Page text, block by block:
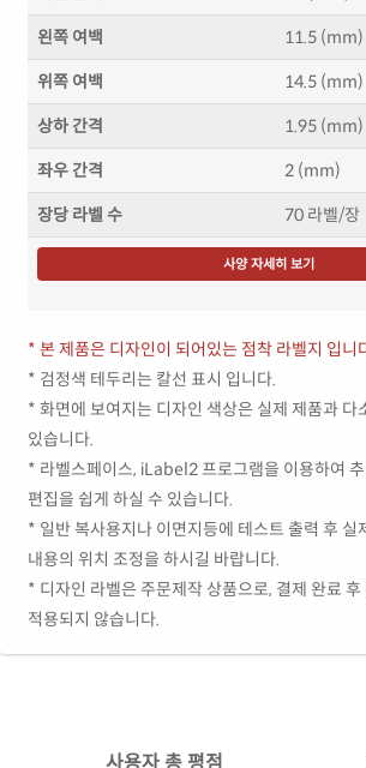
왼쪽 여백 11.5 (mm)
위쪽 여백 14.5 (mm)
상하 간격 1.95 (mm)
좌우 간격 2 (mm)
장당 라벨 수 70 라벨/장
사양 자세히 보기
* 본 제품은 디자인이 되어있는 점착 라벨지 입니
* 검정색 테두리는 칼선 표시 입니다.
* 화면에 보여지는 디자인 색상은 실제 제품과 다
있습니다.
* 라벨스페이스, iLabel2 프로그램을 이용하여
편집을 쉽게 하실 수 있습니다.
* 일반 복사용지나 이면지등에 테스트 출력 후 실
내용의 위치 조정을 하시길 바랍니다.
* 디자인 라벨은 주문제작 상품으로, 결제 완료 후
적용되지 않습니다.
사용자 총 평점